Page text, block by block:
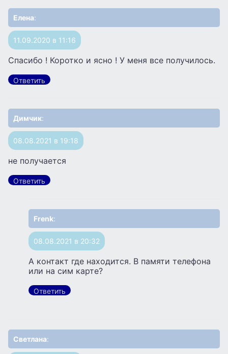
Елена:
11.09.2020 в 11:16
Спасибо ! Коротко и ясно ! У меня все получилось.
Ответить
Димчик:
08.08.2021 в 19:18
не получается
Ответить
Frenk:
08.08.2021 в 20:32
А контакт где находится. В памяти телефона
или на сим карте?
Ответить
Светлана: